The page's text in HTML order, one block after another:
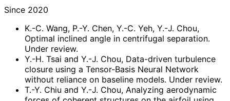
Since 2020
K.-C. Wang, P.-Y. Chen, Y.-C. Yeh, Y.-J. Chou,
Optimal inclined angle in centrifugal separation.
Under review.
Y.-H. Tsai and Y.-J. Chou, Data-driven turbulence
closure using a Tensor-Basis Neural Network
without reliance on baseline models. Under review.
T.-Y. Chiu and Y.-J. Chou, Analyzing aerodynamic